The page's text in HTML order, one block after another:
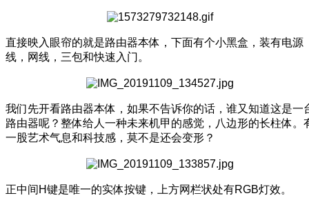
直接映入眼帘的就是路由器本体，下面有个小黑盒，装有电源
线，网线，三包和快速入门。
我们先开看路由器本体，如果不告诉你的话，谁又知道这是一
路由器呢？整体给人一种未来机甲的感觉，八边形的长柱体。
一股艺术气息和科技感，莫不是还会变形？
正中间H键是唯一的实体按键，上方网栏状处有RGB灯效。